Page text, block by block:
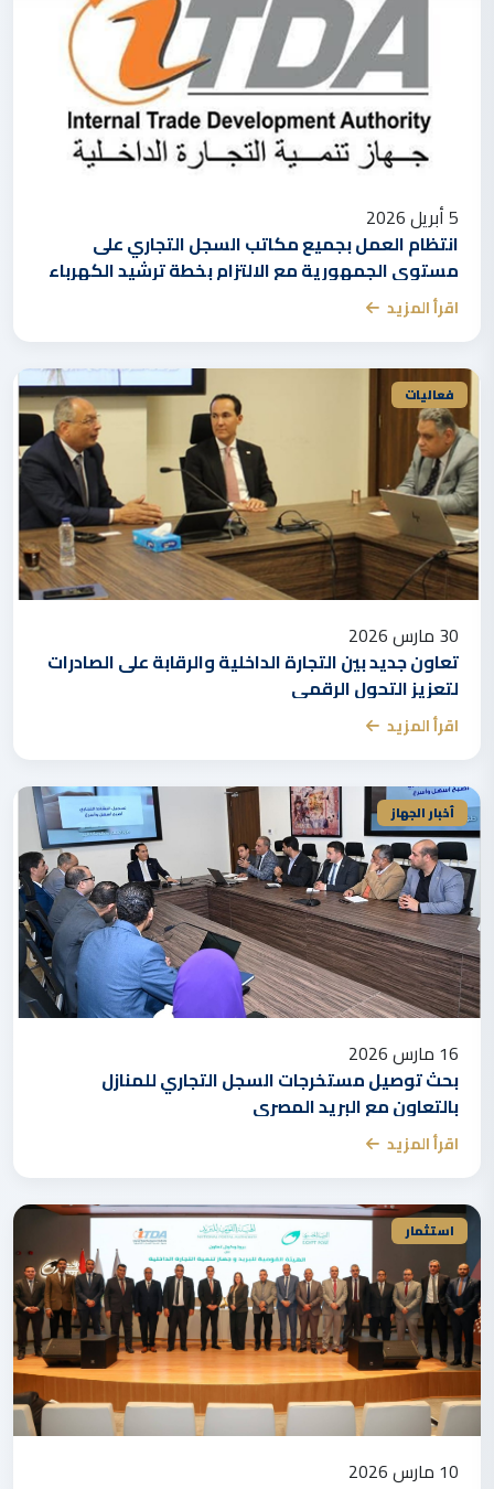
5 أبريل 2026
انتظام العمل بجميع مكاتب السجل التجاري على
مستوى الجمهورية مع الالتزام بخطة ترشيد الكهرباء
اقرأ المزيد
فعاليات
30 مارس 2026
تعاون جديد بين التجارة الداخلية والرقابة على الصادرات
لتعزيز التحول الرقمي
اقرأ المزيد
أخبار الجهاز
16 مارس 2026
بحث توصيل مستخرجات السجل التجاري للمنازل
بالتعاون مع البريد المصري
اقرأ المزيد
استثمار
10 مارس 2026